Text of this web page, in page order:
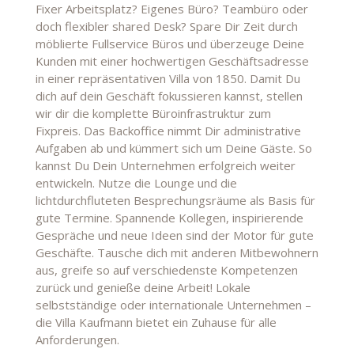
Fixer Arbeitsplatz? Eigenes Büro? Teambüro oder
doch flexibler shared Desk? Spare Dir Zeit durch
möblierte Fullservice Büros und überzeuge Deine
Kunden mit einer hochwertigen Geschäftsadresse
in einer repräsentativen Villa von 1850. Damit Du
dich auf dein Geschäft fokussieren kannst, stellen
wir dir die komplette Büroinfrastruktur zum
Fixpreis. Das Backoffice nimmt Dir administrative
Aufgaben ab und kümmert sich um Deine Gäste. So
kannst Du Dein Unternehmen erfolgreich weiter
entwickeln. Nutze die Lounge und die
lichtdurchfluteten Besprechungsräume als Basis für
gute Termine. Spannende Kollegen, inspirierende
Gespräche und neue Ideen sind der Motor für gute
Geschäfte. Tausche dich mit anderen Mitbewohnern
aus, greife so auf verschiedenste Kompetenzen
zurück und genieße deine Arbeit! Lokale
selbstständige oder internationale Unternehmen –
die Villa Kaufmann bietet ein Zuhause für alle
Anforderungen.